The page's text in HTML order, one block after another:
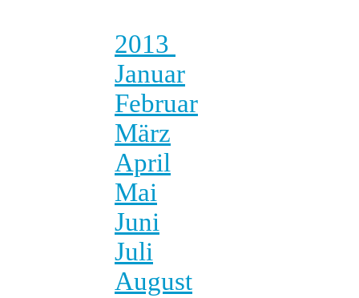
2013
Januar
Februar
März
April
Mai
Juni
Juli
August